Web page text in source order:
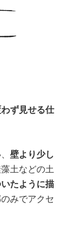
ず見せる仕
壁より少し
土などの土
たように描
みでアクセ